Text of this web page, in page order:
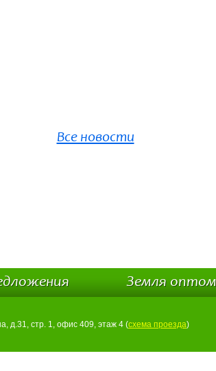
Все новости
Земля оптом
д.31, стр. 1, офис 409, этаж 4 (схема проезда)